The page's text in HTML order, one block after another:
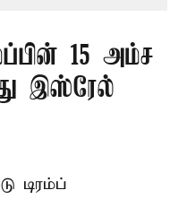
15 அம்ச
இஸ்ரேல்
டிரம்ப்